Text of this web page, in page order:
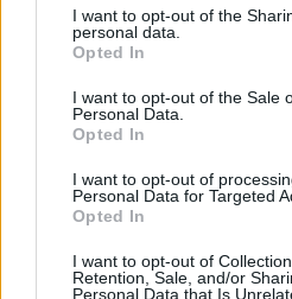
I want to opt-out of the
personal data.
Opted In
I want to opt-out of the Sale
Personal Data.
Opted In
I want to opt-out of
Personal Data for Targeted
Opted In
I want to opt-out of
Retention, Sale, and/or
Personal Data that Is
Prenumerera